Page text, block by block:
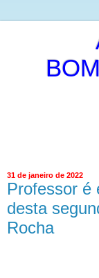
31 de janeiro de 2022
Professor é
desta
Rocha